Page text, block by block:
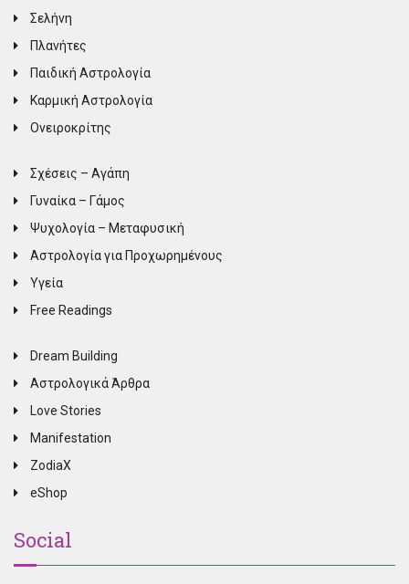
Σελήνη
Πλανήτες
Παιδική Αστρολογία
Καρμική Αστρολογία
Ονειροκρίτης
Σχέσεις – Αγάπη
Γυναίκα – Γάμος
Ψυχολογία – Μεταφυσική
Αστρολογία για Προχωρημένους
Υγεία
Free Readings
Dream Building
Αστρολογικά Άρθρα
Love Stories
Manifestation
ZodiaX
eShop
Social